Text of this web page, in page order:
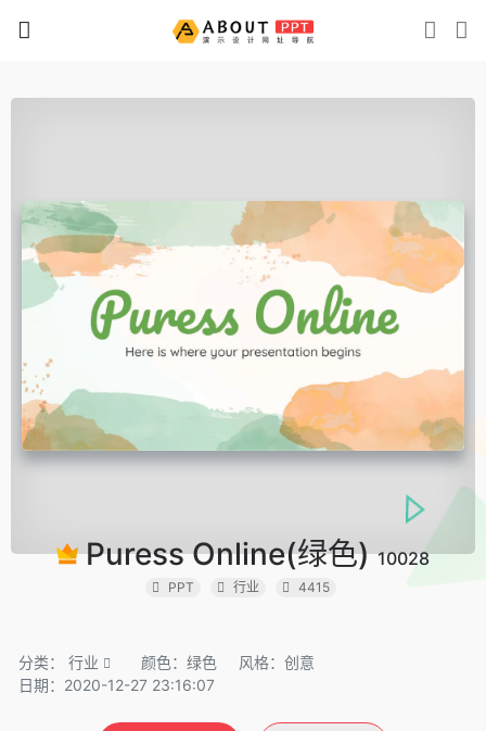
Puress Online(绿色)10028
PPT 行业 4415
分类： 行业 颜色：绿色
风格：创意
日期：2020-12-27 23:16:07